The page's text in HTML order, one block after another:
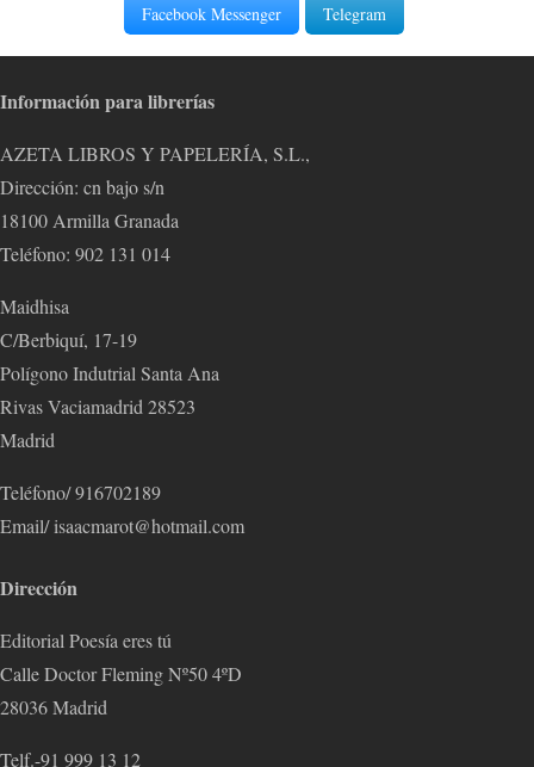
Facebook Messenger
Telegram
Información para librerías
AZETA LIBROS Y PAPELERÍA, S.L.,
Dirección: cn bajo s/n
18100 Armilla Granada
Teléfono: 902 131 014
Maidhisa
C/Berbiquí, 17-19
Polígono Indutrial Santa Ana
Rivas Vaciamadrid 28523
Madrid
Teléfono/ 916702189
Email/ isaacmarot@hotmail.com
Dirección
Editorial Poesía eres tú
Calle Doctor Fleming Nº50 4ºD
28036 Madrid
Telf.-91 999 13 12